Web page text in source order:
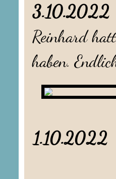
Reinhard
haben.
1.10.2022